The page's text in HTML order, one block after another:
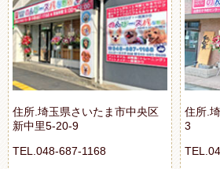
住所.埼玉県さいたま市中央区
新中里5-20-9
TEL.048-687-1168
住所.
3